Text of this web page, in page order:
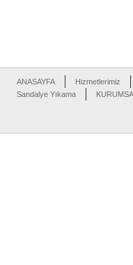
ANASAYFA Hizmetlerimiz
Sandalye Yıkama